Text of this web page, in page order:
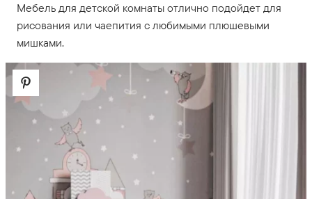
Мебель для детской комнаты отлично подойдет для
рисования или чаепития с любимыми плюшевыми
мишками.